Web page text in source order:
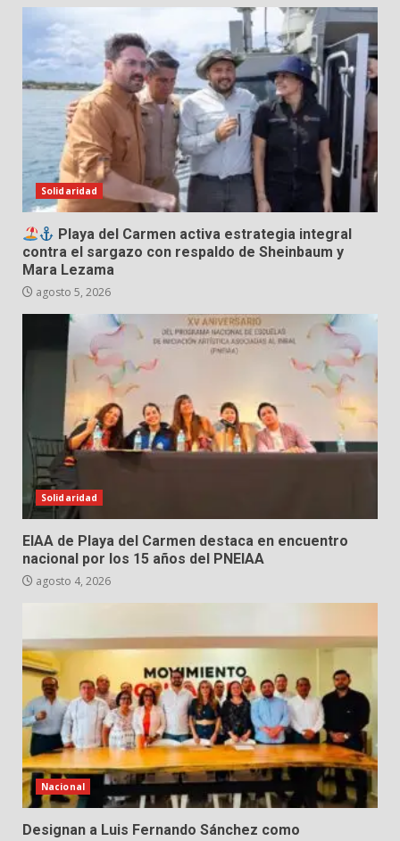
Solidaridad
Playa del Carmen activa estrategia integral
contra el sargazo con respaldo de Sheinbaum y
Mara Lezama
agosto 5, 2026
Solidaridad
EIAA de Playa del Carmen destaca en encuentro
nacional por los 15 años del PNEIAA
agosto 4, 2026
Nacional
Designan a Luis Fernando Sánchez como